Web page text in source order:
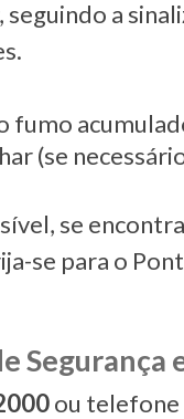
a
fumo
(se
se
se para o
Segurança
ou telefone